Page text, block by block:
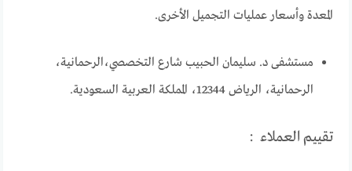
المعدة وأسعار عمليات التجميل الأخرى.
مستشفى د. سليمان الحبيب شارع التخصصي،الرحمانية،
الرحمانية، الرياض 12344، المملكة العربية السعودية.
تقييم العملاء :